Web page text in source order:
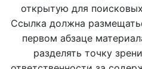
открытую для
Ссылка должна
первом абзаце
разделять точку